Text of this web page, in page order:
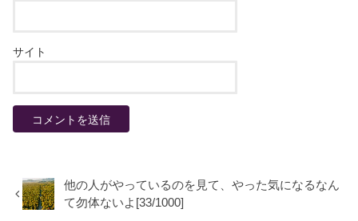
サイト
他の人がやっているのを見て、やった気になるなん
て勿体ないよ[33/1000]